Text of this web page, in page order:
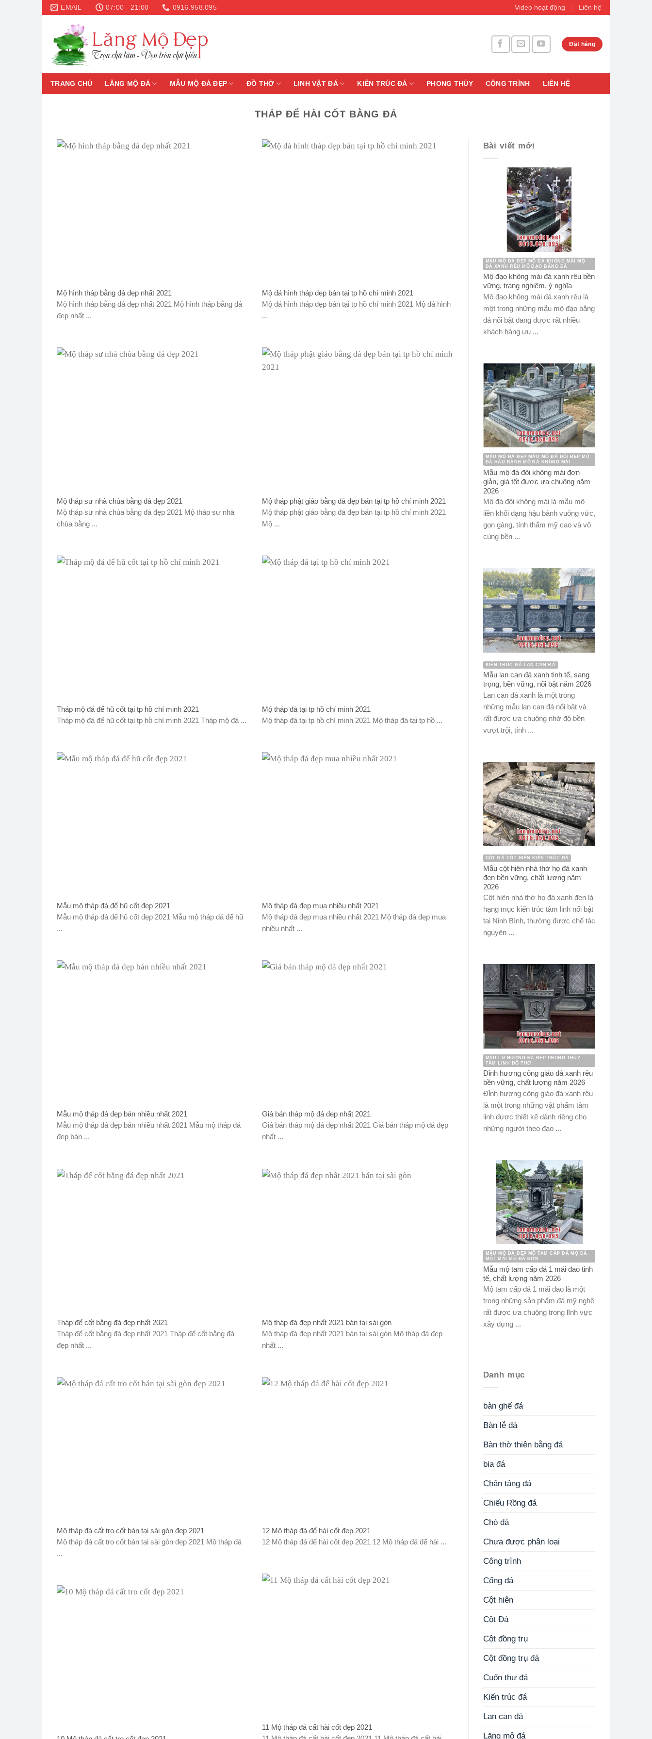
Skip
content
EMAIL 07:00 - 21:00 0916.958.095 Video hoạt động Liên hệ
Đặt hàng
TRANG CHỦ LĂNG MỘ ĐÁ MẪU MỘ ĐÁ ĐẸP ĐỒ THỜ LINH VẬT ĐÁ KIẾN TRÚC ĐÁ PHONG THỦY CÔNG TRÌNH LIÊN HỆ
THÁP ĐỂ HÀI CỐT BẰNG ĐÁ
Mộ hình tháp bằng đá đẹp nhất 2021
Mộ hình tháp bằng đá đẹp nhất 2021 Mộ hình tháp bằng đá
đẹp nhất ...
Mộ đá hình tháp đẹp bán tại tp hồ chí minh 2021
Mộ đá hình tháp đẹp bán tại tp hồ chí minh 2021 Mộ đá hình
...
Mộ tháp sư nhà chùa bằng đá đẹp 2021
Mộ tháp sư nhà chùa bằng đá đẹp 2021 Mộ tháp sư nhà
chùa bằng ...
Mộ tháp phật giáo bằng đá đẹp bán tại tp hồ chí minh 2021
Mộ tháp phật giáo bằng đá đẹp bán tại tp hồ chí minh 2021
Mộ ...
Tháp mộ đá để hũ cốt tại tp hồ chí minh 2021
Tháp mộ đá để hũ cốt tại tp hồ chí minh 2021 Tháp mộ đá ...
Mộ tháp đá tại tp hồ chí minh 2021
Mộ tháp đá tại tp hồ chí minh 2021 Mộ tháp đá tại tp hồ ...
Mẫu mộ tháp đá để hũ cốt đẹp 2021
Mẫu mộ tháp đá để hũ cốt đẹp 2021 Mẫu mộ tháp đá để hũ
...
Mộ tháp đá đẹp mua nhiều nhất 2021
Mộ tháp đá đẹp mua nhiều nhất 2021 Mộ tháp đá đẹp mua
nhiều nhất ...
Mẫu mộ tháp đá đẹp bán nhiều nhất 2021
Mẫu mộ tháp đá đẹp bán nhiều nhất 2021 Mẫu mộ tháp đá
đẹp bán ...
Giá bán tháp mộ đá đẹp nhất 2021
Giá bán tháp mộ đá đẹp nhất 2021 Giá bán tháp mộ đá đẹp
nhất ...
Tháp để cốt bằng đá đẹp nhất 2021
Tháp để cốt bằng đá đẹp nhất 2021 Tháp để cốt bằng đá
đẹp nhất ...
Mộ tháp đá đẹp nhất 2021 bán tại sài gòn
Mộ tháp đá đẹp nhất 2021 bán tại sài gòn Mộ tháp đá đẹp
nhất ...
Mộ tháp đá cất tro cốt bán tại sài gòn đẹp 2021
Mộ tháp đá cất tro cốt bán tại sài gòn đẹp 2021 Mộ tháp đá
...
12 Mộ tháp đá để hài cốt đẹp 2021
12 Mộ tháp đá để hài cốt đẹp 2021 12 Mộ tháp đá để hài ...
11 Mộ tháp đá cất hài cốt đẹp 2021
Bài viết mới
MẪU MỘ ĐÁ ĐẸP MỘ ĐÁ KHÔNG MÁI MỘ
ĐÁ XANH RÊU MỘ ĐẠO BẰNG ĐÁ
Mộ đạo không mái đá xanh rêu bền
vững, trang nghiêm, ý nghĩa
Mộ đạo không mái đá xanh rêu là
một trong những mẫu mộ đạo bằng
đá nổi bật đang được rất nhiều
khách hàng ưu ...
MẪU MỘ ĐÁ ĐẸP MẪU MỘ ĐÁ ĐÔI ĐẸP MỘ
ĐÁ HẬU BÀNH MỘ ĐÁ KHÔNG MÁI
Mẫu mộ đá đôi không mái đơn
giản, giá tốt được ưa chuộng năm
2026
Mộ đá đôi không mái là mẫu mộ
liền khối dạng hậu bành vuông vức,
gọn gàng, tính thẩm mỹ cao và vô
cùng bền ...
KIẾN TRÚC ĐÁ LAN CAN ĐÁ
Mẫu lan can đá xanh tinh tế, sang
trọng, bền vững, nổi bật năm 2026
Lan can đá xanh là một trong
những mẫu lan can đá nổi bật và
rất được ưa chuộng nhờ độ bền
vượt trội, tính ...
CỘT ĐÁ CỘT HIÊN KIẾN TRÚC ĐÁ
Mẫu cột hiên nhà thờ họ đá xanh
đen bền vững, chất lượng năm
2026
Cột hiên nhà thờ họ đá xanh đen là
hạng mục kiến trúc tâm linh nổi bật
tại Ninh Bình, thường được chế tác
nguyên ...
MẪU LƯ HƯƠNG ĐÁ ĐẸP PHONG THỦY
TÂM LINH ĐỒ THỜ
Đỉnh hương công giáo đá xanh rêu
bền vững, chất lượng năm 2026
Đỉnh hương công giáo đá xanh rêu
là một trong những vật phẩm tâm
linh được thiết kế dành riêng cho
những người theo đạo ...
MẪU MỘ ĐÁ ĐẸP MỘ TAM CẤP ĐÁ MỘ ĐÁ
MỘT MÁI MỘ ĐÁ ĐƠN
Mẫu mộ tam cấp đá 1 mái đao tinh
tế, chất lượng năm 2026
Mộ tam cấp đá 1 mái đao là một
trong những sản phẩm đá mỹ nghệ
rất được ưa chuộng trong lĩnh vực
xây dựng ...
Danh mục
bàn ghế đá
Bàn lễ đá
Bàn thờ thiên bằng đá
bia đá
Chân tảng đá
Chiếu Rồng đá
Chó đá
Chưa được phân loại
Công trình
Cổng đá
Cột hiên
Cột Đá
Cột đồng trụ
Cột đồng trụ đá
Cuốn thư đá
Kiến trúc đá
Lan can đá
Lăng mộ đá